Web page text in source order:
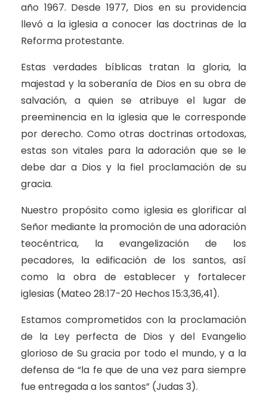
año 1967. Desde 1977, Dios en su providencia
llevó a la iglesia a conocer las doctrinas de la
Reforma protestante.
Estas verdades bíblicas tratan la gloria, la
majestad y la soberanía de Dios en su obra de
salvación, a quien se atribuye el lugar de
preeminencia en la iglesia que le corresponde
por derecho. Como otras doctrinas ortodoxas,
estas son vitales para la adoración que se le
debe dar a Dios y la fiel proclamación de su
gracia.
Nuestro propósito como iglesia es glorificar al
Señor mediante la promoción de una adoración
teocéntrica, la evangelización de los
pecadores, la edificación de los santos, así
como la obra de establecer y fortalecer
iglesias (Mateo 28:17-20 Hechos 15:3,36,41).
Estamos comprometidos con la proclamación
de la Ley perfecta de Dios y del Evangelio
glorioso de Su gracia por todo el mundo, y a la
defensa de “la fe que de una vez para siempre
fue entregada a los santos” (Judas 3).